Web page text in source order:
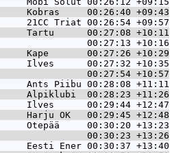
Kobras     00:26:40 +09:43
21CC Triat 00:26:54 +09:57
Tartu      00:27:08 +10:11
00:27:13 +10:16
Kape       00:27:26 +10:29
Ilves      00:27:32 +10:35
00:27:54 +10:57
Ants Piibu 00:28:08 +11:11
Alpiklubi  00:28:23 +11:26
Ilves      00:29:44 +12:47
OK   00:29:45 +12:48
Otepää     00:30:20 +13:23
00:30:23 +13:26
Eesti Ener 00:30:37 +13:40